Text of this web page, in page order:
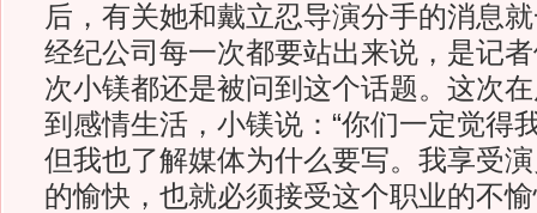
后，有关她和戴立忍导演分手的消息
经纪公司每一次都要站出来说，是记
次小镁都还是被问到这个话题。这次
到感情生活，小镁说：“你们一定觉得
但我也了解媒体为什么要写。我享受
的愉快，也就必须接受这个职业的不